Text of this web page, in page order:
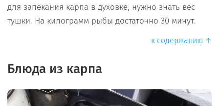
для запекания карпа в духовке, нужно знать вес
тушки. На килограмм рыбы достаточно 30 минут.
к содержанию ↑
Блюда из карпа